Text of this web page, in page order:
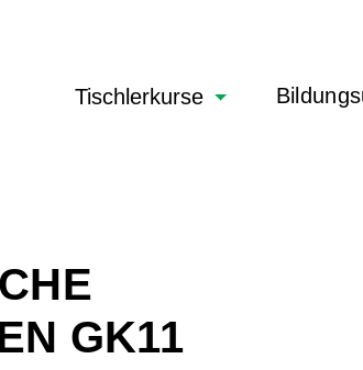
überspringen
Tischlerkurse
GK11